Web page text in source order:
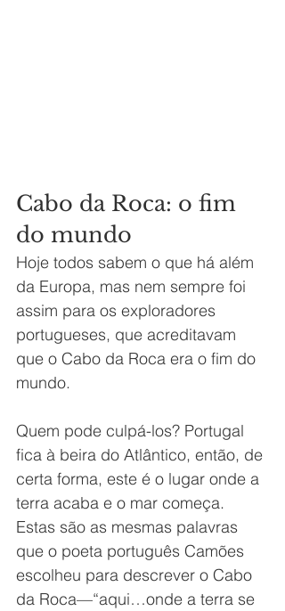
Cabo da Roca: o fim
do mundo
Hoje todos sabem o que há além
da Europa, mas nem sempre foi
assim para os exploradores
portugueses, que acreditavam
que o Cabo da Roca era o fim do
mundo.
Quem pode culpá-los? Portugal
fica à beira do Atlântico, então, de
certa forma, este é o lugar onde a
terra acaba e o mar começa.
Estas são as mesmas palavras
que o poeta português Camões
escolheu para descrever o Cabo
da Roca—“aqui…onde a terra se